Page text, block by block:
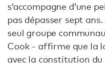
s’accompagne d’une
pas dépasser sept ans.
seul groupe
Cook - affirme que la
avec la constitution